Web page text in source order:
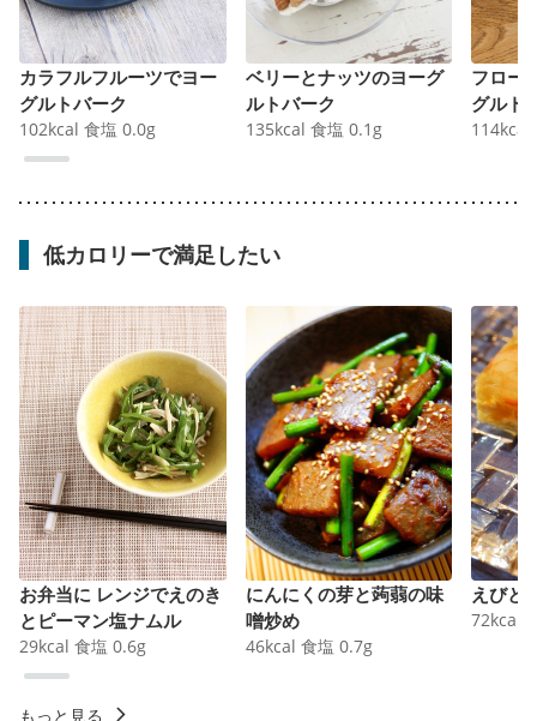
カラフルフルーツでヨー
グルトバーク
102kcal 食塩 0.0g
ベリーとナッツのヨーグ
ルトバーク
135kcal 食塩 0.1 g
フロー
グルト
ク）
114kcal
低カロリーで満足したい
お弁当に レンジでえのき
とピーマン塩ナムル
29kcal 食塩 0.6g
にんにくの芽と蒟蒻の味
噌炒め
46kcal 食塩 0.7g
えびと
72kcal
もっと見る